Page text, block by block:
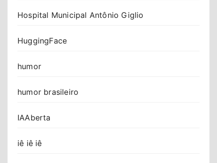
Hospital Municipal Antônio Giglio
HuggingFace
humor
humor brasileiro
IAAberta
iê iê iê